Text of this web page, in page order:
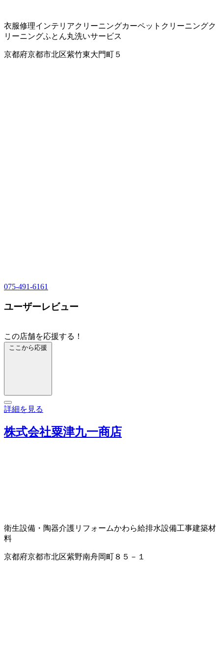
衣服修理インテリアクリーニングカーペットクリーニングク
リーニングふとん丸洗いサービス
京都府京都市北区紫竹東大門町５
075-491-6161
ユーザーレビュー
この店舗を応援する！
ここから応援
詳細を見る
株式会社粟津九一商店
衛生設備・陶器介護リフォームかわら給排水設備工事建築材
料
京都府京都市北区紫野南舟岡町８５－１